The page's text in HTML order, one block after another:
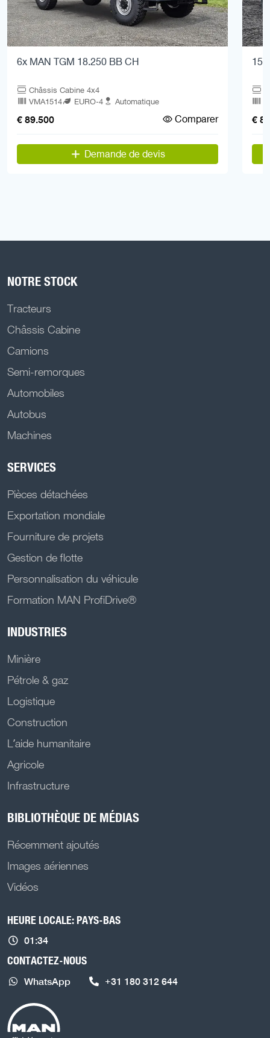
6x MAN TGM 18.250 BB CH
Châssis Cabine 4x4
VMA1514
EURO-4 Automatique
€ 89.500 Comparer
Demande de devis
€
NOTRE STOCK
Tracteurs
Châssis Cabine
Camions
Semi-remorques
Automobiles
Autobus
Machines
SERVICES
Pièces détachées
Exportation mondiale
Fourniture de projets
Gestion de flotte
Personnalisation du véhicule
Formation MAN ProfiDrive®
INDUSTRIES
Minière
Pétrole & gaz
Logistique
Construction
L’aide humanitaire
Agricole
Infrastructure
BIBLIOTHÈQUE DE MÉDIAS
Récemment ajoutés
Images aériennes
Vidéos
HEURE LOCALE: PAYS-BAS
01:34
CONTACTEZ-NOUS
WhatsApp +31 180 312 644